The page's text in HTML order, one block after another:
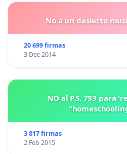
No a un desierto
20 699 firmas
3 Dec 2014
NO al P.S. 793 para
3 817 firmas
2 Feb 2015